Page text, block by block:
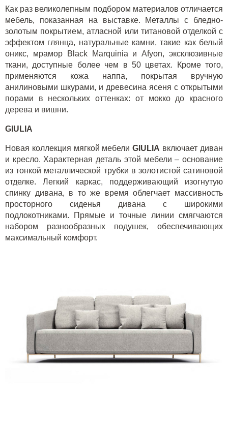
Как раз великолепным подбором материалов отличается
мебель, показанная на выставке. Металлы с бледно-
золотым покрытием, атласной или титановой отделкой с
эффектом глянца, натуральные камни, такие как белый
оникс, мрамор
BlackMarquinia и Afyon, эксклюзивные
ткани, доступные более чем в 50 цветах. Кроме того,
применяются кожа наппа, покрытая вручную
анилиновыми шкурами, и древесина ясеня с открытыми
порами в нескольких оттенках: от мокко до красного
дерева и вишни.
GIULIA
Новая коллекция мягкой мебелиGIULIA включает диван
и кресло. Характерная деталь этой мебели – основание
из тонкой металлической трубки в золотистой сатиновой
отделке. Легкий каркас, поддерживающий изогнутую
спинку дивана, в то же время облегчает массивность
просторного сиденья дивана с широкими
подлокотниками. Прямые и точные линии смягчаются
набором разнообразных подушек, обеспечивающих
максимальный комфорт.